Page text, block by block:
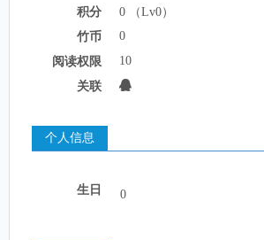
积分
0 （Lv0）
竹币
0
阅读权限
10
关联
个人信息
生日